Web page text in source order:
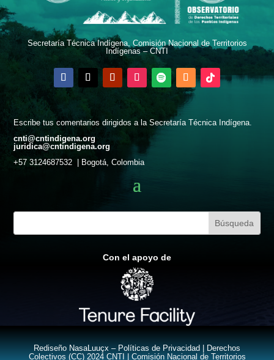
Secretaría Técnica Indígena, Comisión Nacional de Territorios
Indígenas – CNTI
Escribe tus comentarios dirigidos a la Secretaría Técnica Indígena.
cnti@cntindigena.org
juridica@cntindigena.org
+57 3124687532 | Bogotá, Colombia
Con el apoyo de
Rediseño NasaLuuçx – Políticas de Privacidad | Derechos
Colectivos (CC) 2024 CNTI | Comisión Nacional de Territorios